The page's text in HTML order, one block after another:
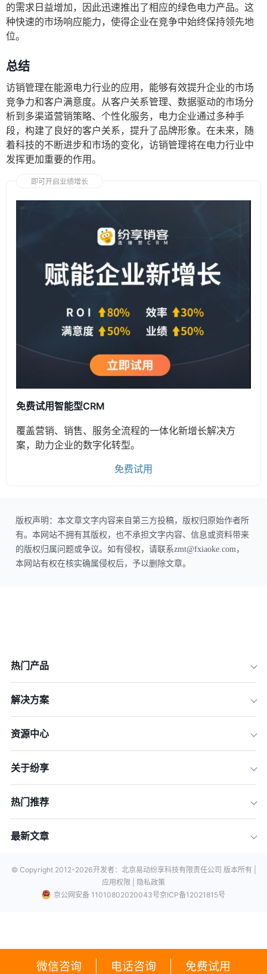
微信咨询 电话咨询 免费试用
的需求日益增加，因此迅速推出了相应的绿色电力产品。这
种快速的市场响应能力，使得企业在竞争中始终保持领先地
位。
总结
访销管理在能源电力行业的应用，能够有效提升企业的市场
竞争力和客户满意度。从客户关系管理、数据驱动的市场分
析到多渠道营销策略、个性化服务，电力企业通过多种手
段，构建了良好的客户关系，提升了品牌形象。在未来，随
着科技的不断进步和市场的变化，访销管理将在电力行业中
发挥更加重要的作用。
即可开启业绩增长
免费试用智能型CRM
覆盖营销、销售、服务全流程的一体化新增长解决方
案，助力企业的数字化转型。
免费试用
版权声明：本文章文字内容来自第三方投稿，版权归原始作者所
有。本网站不拥有其版权，也不承担文字内容、信息或资料带来
的版权归属问题或争议。如有侵权，请联系zmt@fxiaoke.com，
本网站有权在核实确属侵权后，予以删除文章。
热门产品
解决方案
资源中心
关于纷享
热门推荐
最新文章
© Copyright 2012-2026开发者：北京易动纷享科技有限责任公司 版本所有 |
应用权限 |
隐私政策
京公网安备 11010802020043号京ICP备12021815号